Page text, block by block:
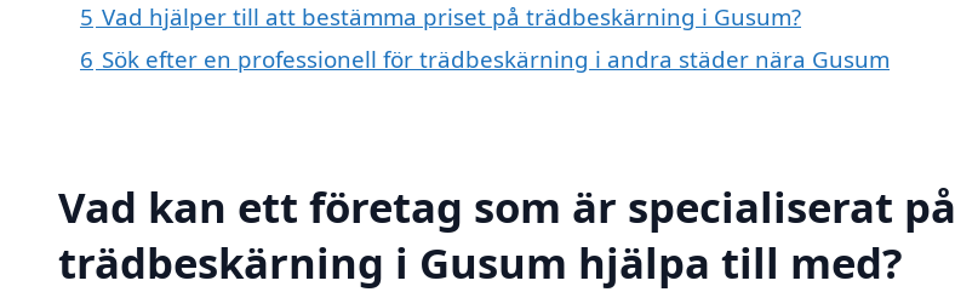
5 Vad hjälper till att bestämma priset på trädbeskärning i Gusum?
6 Sök efter en professionell för trädbeskärning i andra städer nära Gusum
Vad kan ett företag som är specialiserat på
trädbeskärning i Gusum hjälpa till med?